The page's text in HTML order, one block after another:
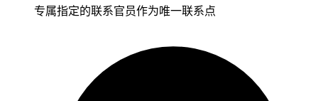
专属指定的联系官员作为唯一联系点